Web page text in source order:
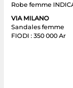
Robe femme
VIA MILANO
Sandales femme
FIODI : 350 000 Ar